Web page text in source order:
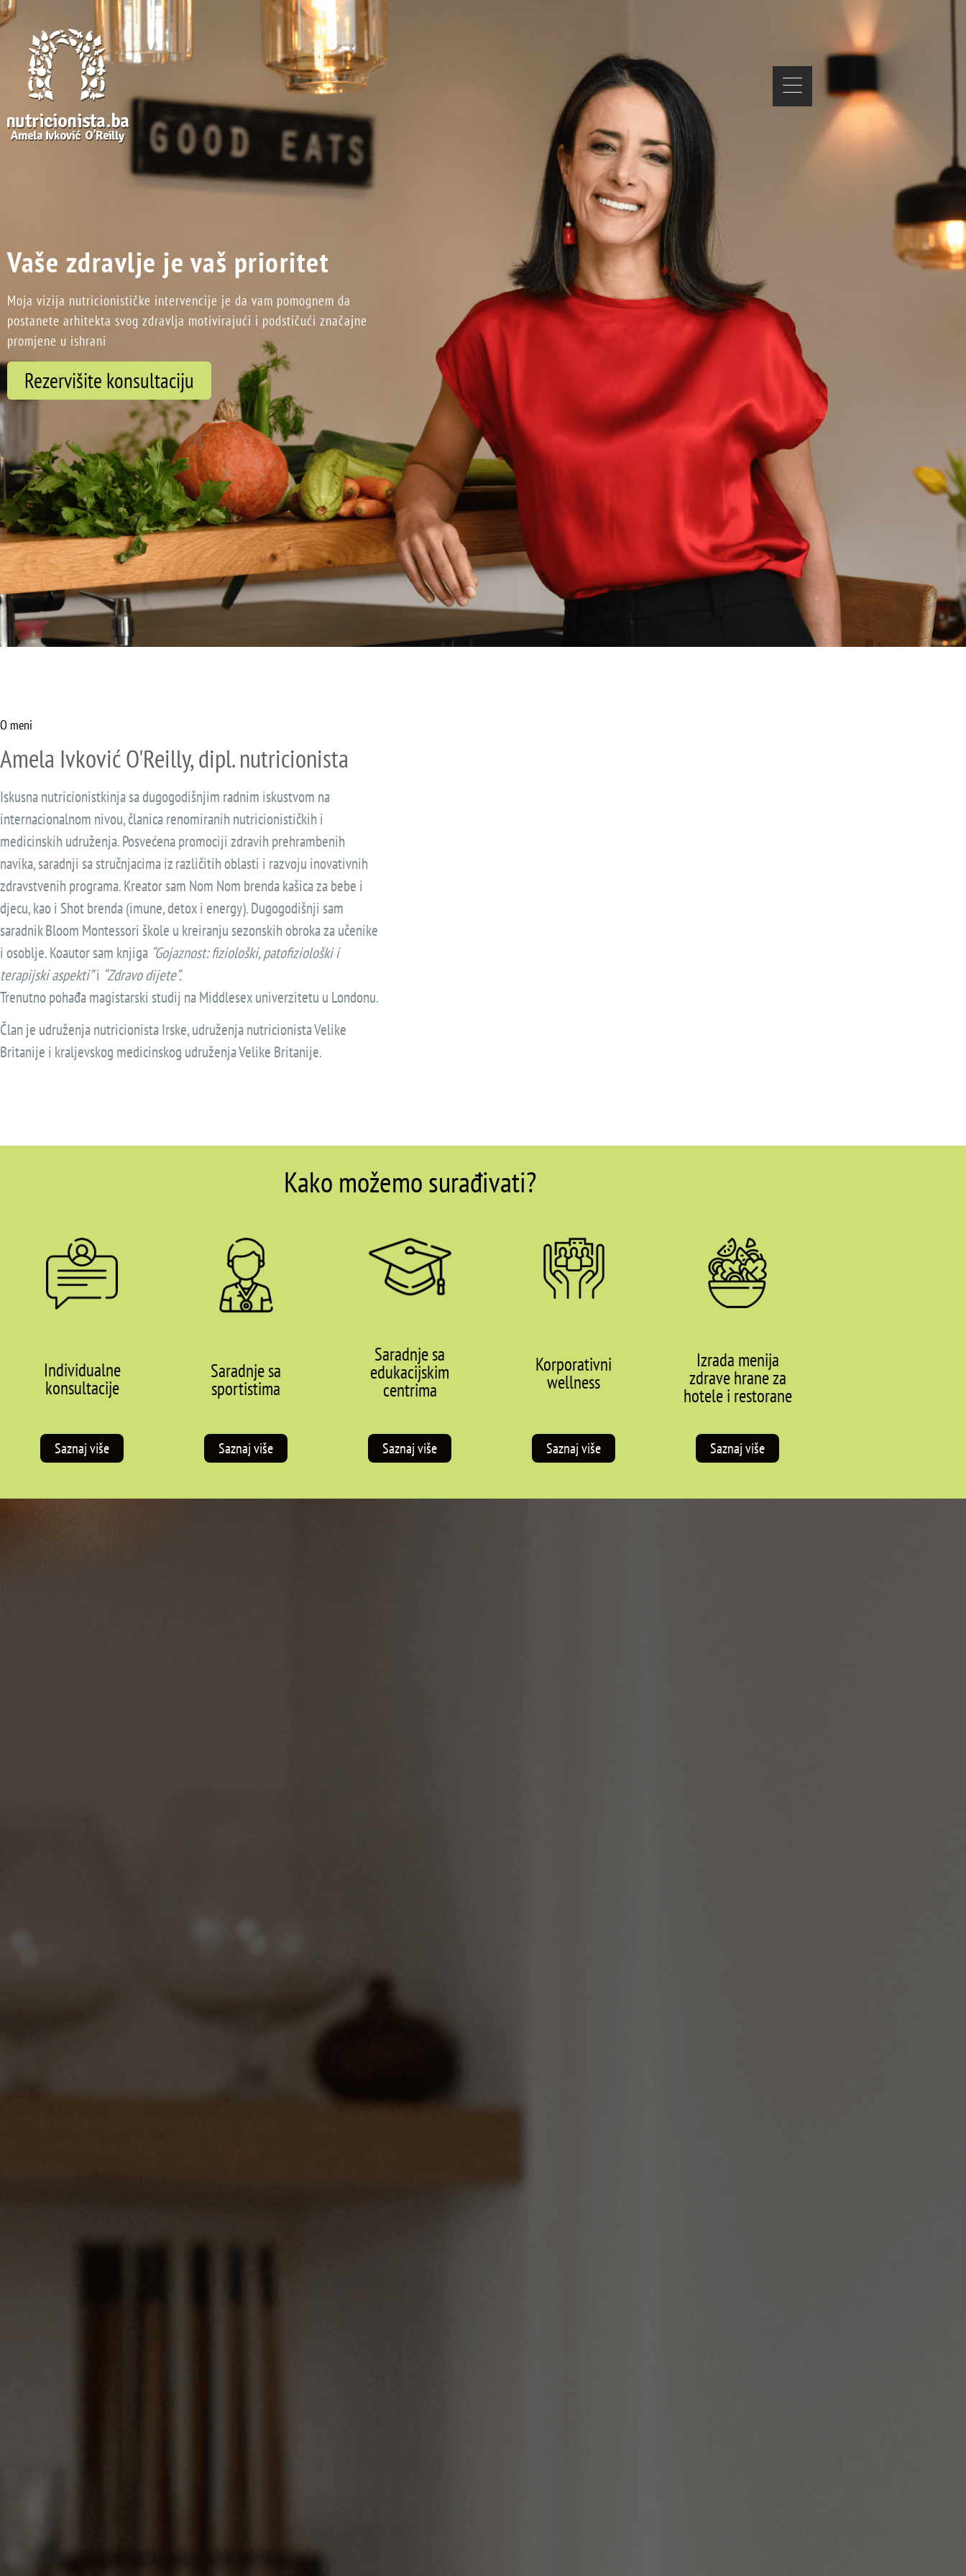
Vaše zdravlje je vaš prioritet
Moja vizija nutricionističke intervencije je da vam pomognem da
postanete arhitekta svog zdravlja motivirajući i podstičući značajne
promjene u ishrani
Rezervišite konsultaciju
O meni
Amela Ivković O'Reilly, dipl. nutricionista
Iskusna nutricionistkinja sa dugogodišnjim radnim iskustvom na
internacionalnom nivou, članica renomiranih nutricionističkih i
medicinskih udruženja. Posvećena promociji zdravih prehrambenih
navika, saradnji sa stručnjacima iz različitih oblasti i razvoju inovativnih
zdravstvenih programa. Kreator sam Nom Nom brenda kašica za bebe i
djecu, kao i Shot brenda (imune, detox i energy). Dugogodišnji sam
saradnik Bloom Montessori škole u kreiranju sezonskih obroka za učenike
i osoblje. Koautor sam knjiga “Gojaznost: fiziološki, patofiziološki i
terapijski aspekti”i “Zdravo dijete”.
Trenutno pohađa magistarski studij na Middlesex univerzitetu u Londonu.
Član je udruženja nutricionista Irske, udruženja nutricionista Velike
Britanije i kraljevskog medicinskog udruženja Velike Britanije.
Kako možemo surađivati?
Individualne
konsultacije
Saznaj više
Saradnje sa
sportistima
Saznaj više
Saradnje sa
edukacijskim
centrima
Saznaj više
Korporativni
wellness
Saznaj više
Izrada menija
zdrave hrane za
hotele i restorane
Saznaj više